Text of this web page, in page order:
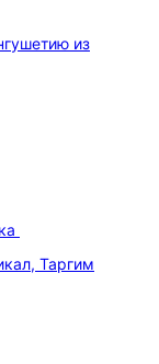
Таргим